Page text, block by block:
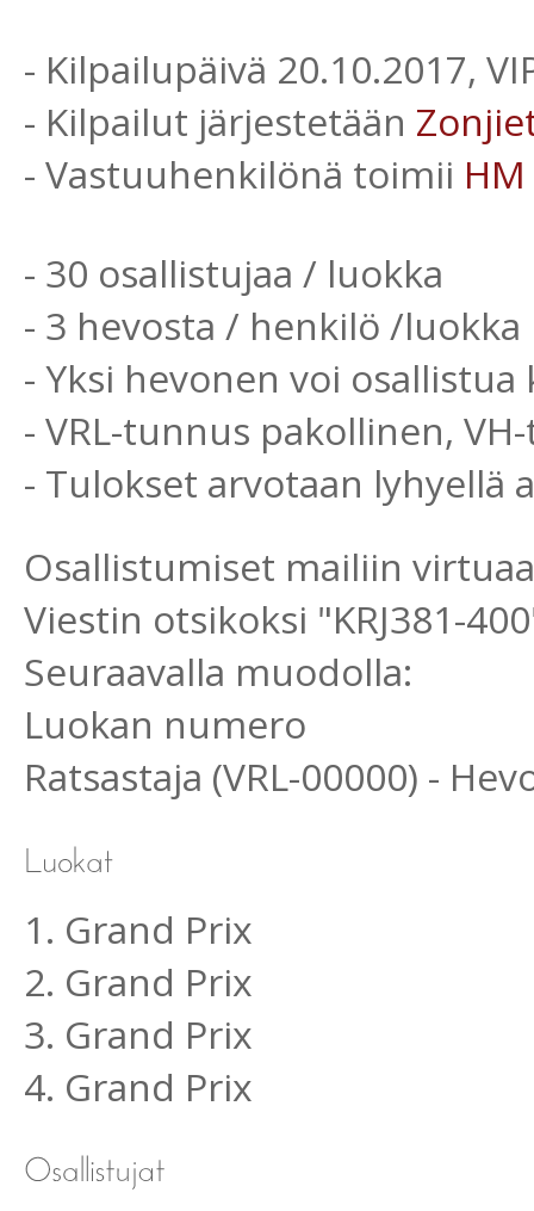
- Kilpailupäivä 20.10.2017,
- Kilpailut järjestetään
- Vastuuhenkilönä toimii HM
- 30 osallistujaa / luokka
- 3 hevosta / henkilö /luokka
- Yksi hevonen voi
- VRL-tunnus pakollinen,
- Tulokset arvotaan lyhyellä
Osallistumiset mailiin
Viestin otsikoksi "KRJ381-
Seuraavalla muodolla:
Luokan numero
Ratsastaja (VRL-00000) -
1. Grand Prix
2. Grand Prix
3. Grand Prix
4. Grand Prix